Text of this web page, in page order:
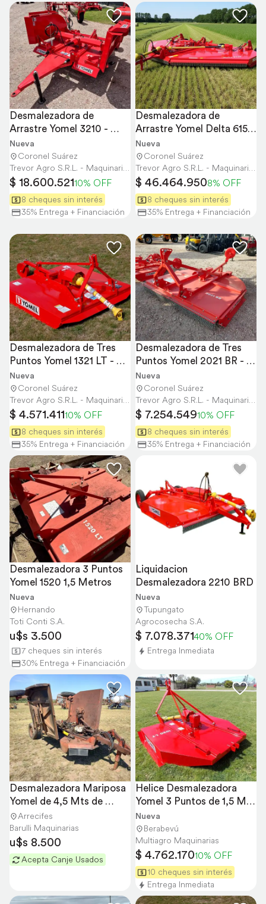
Desmalezadora de
Arrastre Yomel 3210 -
3,20 Mts
Nueva
Coronel Suárez
Trevor Agro S.R.L. - Maquinaria Agrícola y Vial
$ 18.600.52110% OFF
8 cheques sin interés
35% Entrega + Financiación
Desmalezadora de
Arrastre Yomel Delta 6150
- 6,10 Mts
Nueva
Coronel Suárez
Trevor Agro S.R.L. - Maquinaria Agrícola y Vial
$ 46.464.9508% OFF
8 cheques sin interés
35% Entrega + Financiación
Desmalezadora de Tres
Puntos Yomel 1321 LT -
1,30 Mts
Nueva
Coronel Suárez
Trevor Agro S.R.L. - Maquinaria Agrícola y Vial
$ 4.571.41110% OFF
8 cheques sin interés
35% Entrega + Financiación
Desmalezadora de Tres
Puntos Yomel 2021 BR -
2,00 Mts
Nueva
Coronel Suárez
Trevor Agro S.R.L. - Maquinaria Agrícola y Vial
$ 7.254.54910% OFF
8 cheques sin interés
35% Entrega + Financiación
Desmalezadora 3 Puntos
Yomel 1520 1,5 Metros
Nueva
Hernando
Toti Conti S.A.
u$s 3.500
7 cheques sin interés
30% Entrega + Financiación
Liquidacion
Desmalezadora 2210 BRD
Nueva
Tupungato
Agrocosecha S.A.
$ 7.078.37140% OFF
Entrega Inmediata
Desmalezadora Mariposa
Yomel de 4,5 Mts de
Labor
Arrecifes
Barulli Maquinarias
u$s 8.500
Acepta Canje Usados
Helice Desmalezadora
Yomel 3 Puntos de 1,5 Mts
de Corte
Nueva
Berabevú
Multiagro Maquinarias
$ 4.762.17010% OFF
10 cheques sin interés
Entrega Inmediata